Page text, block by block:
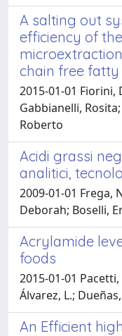
A salting out
efficiency of
chain free fatty
2015-01-01 Fiorini,
Gabbianelli,
Roberto
Acidi grassi
analitici,
2009-01-01 Frega,
Deborah; Boselli,
Acrylamide
foods
2015-01-01
Álvarez, L.;
An Efficient